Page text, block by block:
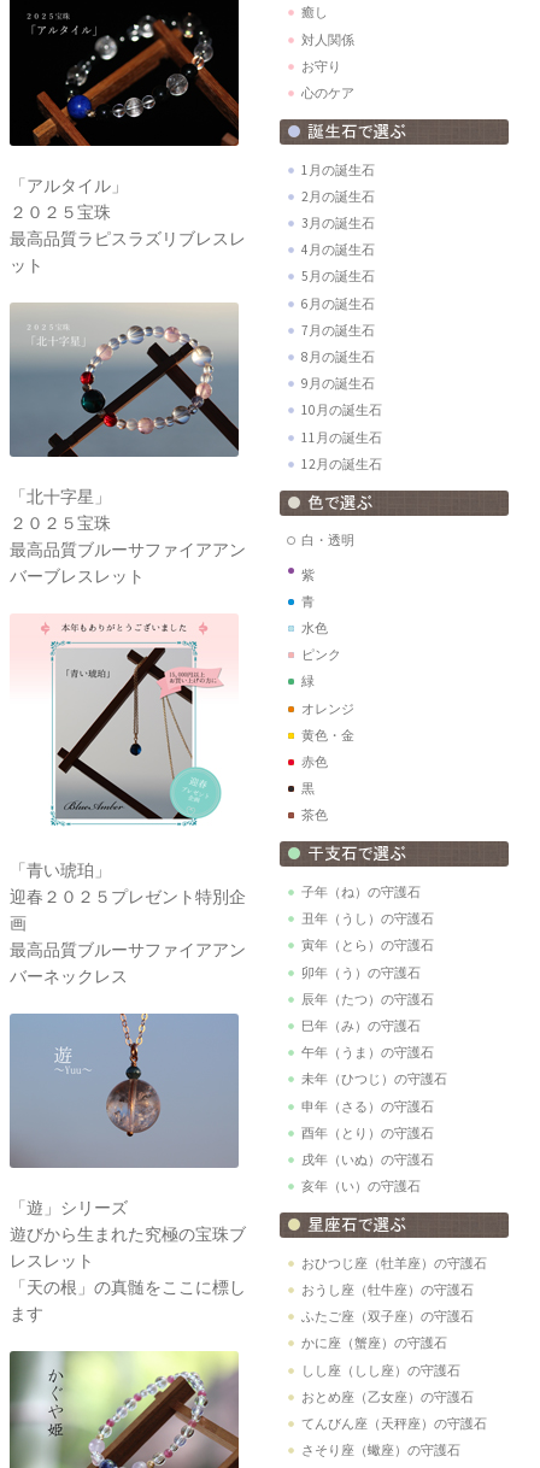
「アルタイル」
２０２５宝珠
最高品質ラピスラズリブレスレ
ット
「北十字星」
２０２５宝珠
最高品質ブルーサファイアアン
バーブレスレット
「青い琥珀」
迎春２０２５プレゼント特別企
画
最高品質ブルーサファイアアン
バーネックレス
「遊」シリーズ
遊びから生まれた究極の宝珠ブ
レスレット
「天の根」の真髄をここに標し
ます
癒し
対人関係
お守り
心のケア
1月の誕生石
2月の誕生石
3月の誕生石
4月の誕生石
5月の誕生石
6月の誕生石
7月の誕生石
8月の誕生石
9月の誕生石
10月の誕生石
11月の誕生石
12月の誕生石
白・透明
紫
青
水色
ピンク
緑
オレンジ
黄色・金
赤色
黒
茶色
子年（ね）の守護石
丑年（うし）の守護石
寅年（とら）の守護石
卯年（う）の守護石
辰年（たつ）の守護石
巳年（み）の守護石
午年（うま）の守護石
未年（ひつじ）の守護石
申年（さる）の守護石
酉年（とり）の守護石
戌年（いぬ）の守護石
亥年（い）の守護石
おひつじ座（牡羊座）の守護石
おうし座（牡牛座）の守護石
ふたご座（双子座）の守護石
かに座（蟹座）の守護石
しし座（しし座）の守護石
おとめ座（乙女座）の守護石
てんびん座（天秤座）の守護石
さそり座（蠍座）の守護石